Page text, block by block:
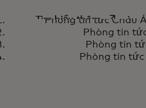
Phòng tin tức
Tìm hiểu thêmopens in
Phòng tin tức Châu
Phòng tin
Phòng tin
Phòng tin